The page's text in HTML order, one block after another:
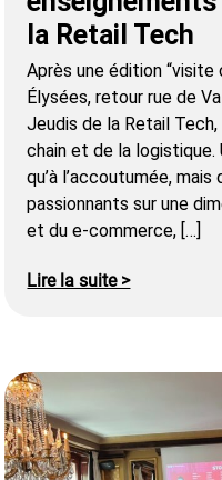
la Retail Tech
Après une édition “visite
Élysées, retour rue de
Jeudis de la Retail
chain et de la
qu’à l’accoutumée,
passionnants sur une
et du e-commerce, […]
Lire la suite >